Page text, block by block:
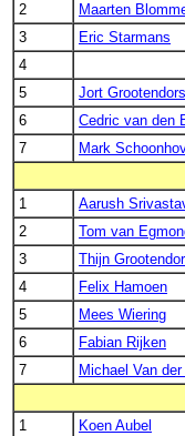
2
Maarten
3
Eric Starmans
4
5
Jort
6
Cedric van den
7
Mark
1
Aarush
2
Tom van
3
Thijn
4
Felix Hamoen
5
Mees Wiering
6
Fabian Rijken
7
Michael Van
1
Koen Aubel